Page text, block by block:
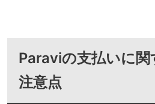
Paraviの支払いに
注意点